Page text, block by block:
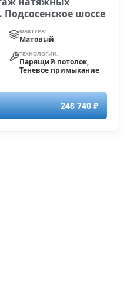
шоссе
ФАКТУРА:
Матовый
ТЕХНОЛОГИИ:
Парящий потолок,
Теневое примыкание
248 740 ₽